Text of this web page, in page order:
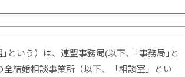
という）は、連盟事務局(以下、｢事務局｣と
全結婚相談事業所（以下、「相談室」とい